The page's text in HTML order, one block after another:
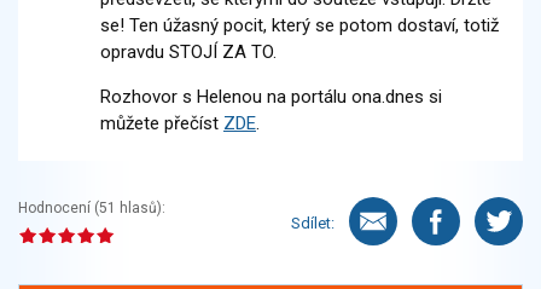
se! Ten úžasný pocit, který se potom dostaví, totiž
opravdu STOJÍ ZA TO.
Rozhovor s Helenou na portálu ona.dnes si
můžete přečíst ZDE.
Hodnocení (51 hlasů):
Sdílet: